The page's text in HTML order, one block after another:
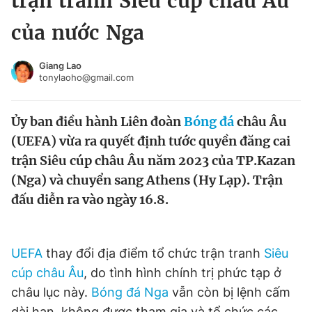
Chuyên mục khác
Video Magazine
Sản phẩm khác
Thông tin tòa soạn Liên hệ quảng cáo
Tin đã xem
Đăng xuất
của nước Nga
Giang Lao
tonylaoho@gmail.com
Ủy ban điều hành Liên đoànBóng đáchâu Âu
(UEFA) vừa ra quyết định tước quyền đăng cai
trận Siêu cúp châu Âu năm 2023 của TP.Kazan
(Nga) và chuyển sang Athens (Hy Lạp). Trận
đấu diễn ra vào ngày 16.8.
UEFA thay đổi địa điểm tổ chức trận tranh Siêu
cúp châu Âu, do tình hình chính trị phức tạp ở
châu lục này. Bóng đá Nga vẫn còn bị lệnh cấm